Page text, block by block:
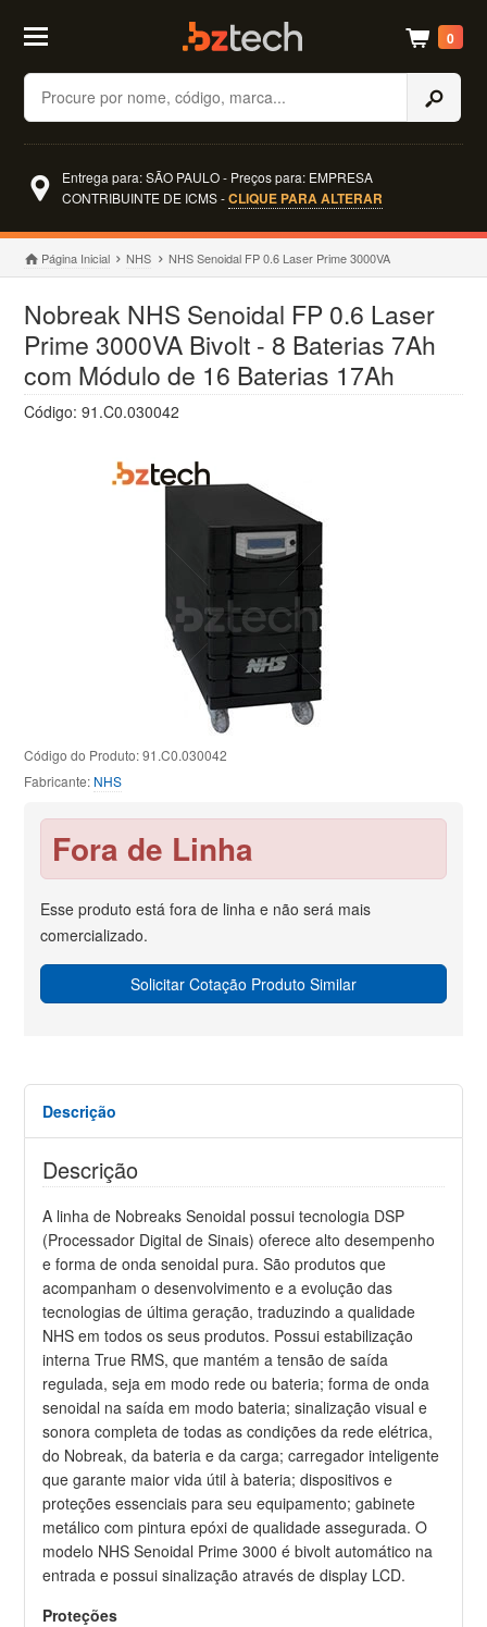
Buscar
0
Entrega para: SÃO PAULO - Preços para: EMPRESA
CONTRIBUINTE DE ICMS -CLIQUE PARA ALTERAR
Página Inicial NHS NHS Senoidal FP 0.6 Laser Prime 3000VA
Nobreak NHS Senoidal FP 0.6 Laser
Prime 3000VA Bivolt - 8 Baterias 7Ah
com Módulo de 16 Baterias 17Ah
Código: 91.C0.030042
Código do Produto: 91.C0.030042
Fabricante: NHS
Fora de Linha
Esse produto está fora de linha e não será mais
comercializado.
Solicitar Cotação Produto Similar
Descrição
Descrição
A linha de Nobreaks Senoidal possui tecnologia DSP
(Processador Digital de Sinais) oferece alto desempenho
e forma de onda senoidal pura. São produtos que
acompanham o desenvolvimento e a evolução das
tecnologias de última geração, traduzindo a qualidade
NHS em todos os seus produtos. Possui estabilização
interna True RMS, que mantém a tensão de saída
regulada, seja em modo rede ou bateria; forma de onda
senoidal na saída em modo bateria; sinalização visual e
sonora completa de todas as condições da rede elétrica,
do Nobreak, da bateria e da carga; carregador inteligente
que garante maior vida útil à bateria; dispositivos e
proteções essenciais para seu equipamento; gabinete
metálico com pintura epóxi de qualidade assegurada. O
modelo NHS Senoidal Prime 3000 é bivolt automático na
entrada e possui sinalização através de display LCD.
Proteções